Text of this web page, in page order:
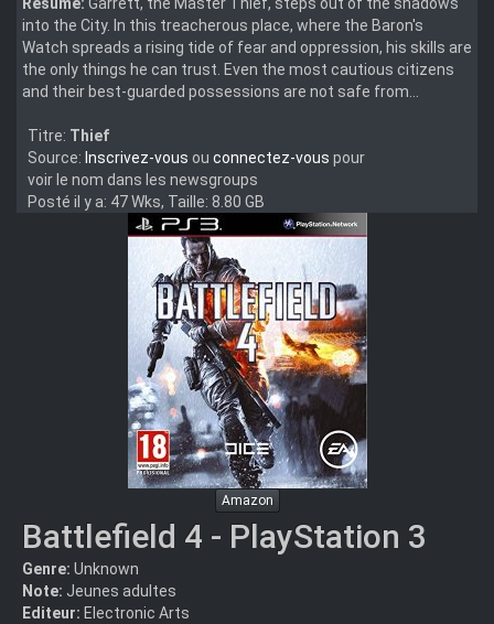
into the City. In this treacherous place, where the Baron's
Watch spreads a rising tide of fear and oppression, his skills are
the only things he can trust. Even the most cautious citizens
and their best-guarded possessions are not safe from...
Titre: Thief
Source: Inscrivez-vous ou connectez-vous pour
voir le nom dans les newsgroups
Posté il y a: 47 Wks, Taille: 8.80 GB
Amazon
Battlefield 4 - PlayStation 3
Genre: Unknown
Note: Jeunes adultes
Editeur: Electronic Arts